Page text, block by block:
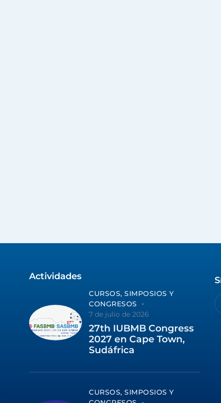
Actividades
CURSOS, SIMPOSIOS Y
CONGRESOS
7 de julio de 2026
27th IUBMB Congress
2027 en Cape Town,
Sudáfrica
CURSOS, SIMPOSIOS Y